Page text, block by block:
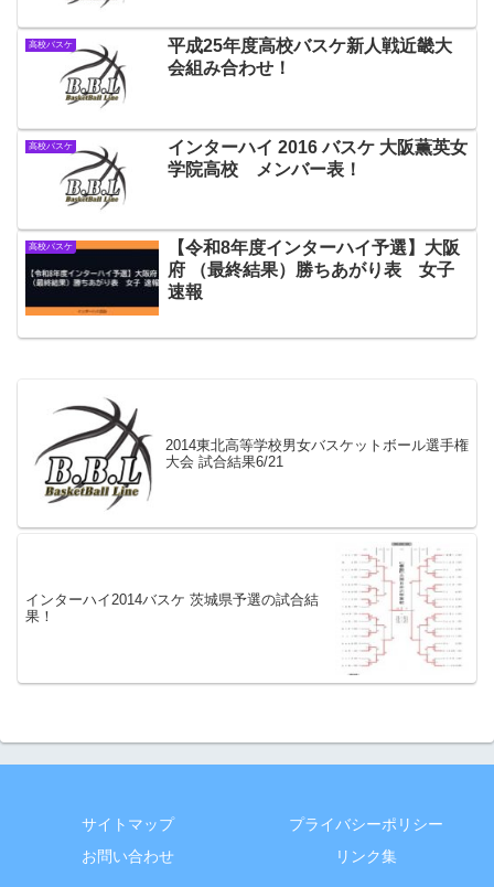
高校バスケ
平成25年度高校バスケ新人戦近畿大
会組み合わせ！
高校バスケ
インターハイ 2016 バスケ 大阪薫英女
学院高校 メンバー表！
高校バスケ
【令和8年度インターハイ予選】大阪
府 （最終結果）勝ちあがり表 女子
速報
2014東北高等学校男女バスケットボール選手権
大会 試合結果6/21
インターハイ2014バスケ 茨城県予選の試合結
果！
サイトマップ
プライバシーポリシー
お問い合わせ
リンク集